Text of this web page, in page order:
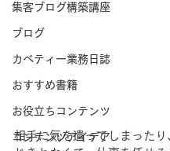
集客ブログ構築講座
ブログ
カベティー業務日誌
おすすめ書籍
お役立ちコンテンツ
コンテンツアイデア
相手に気を遣ってしまったり